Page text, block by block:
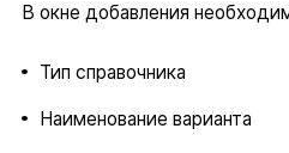
В окне добавления
Тип справочника
Наименование варианта